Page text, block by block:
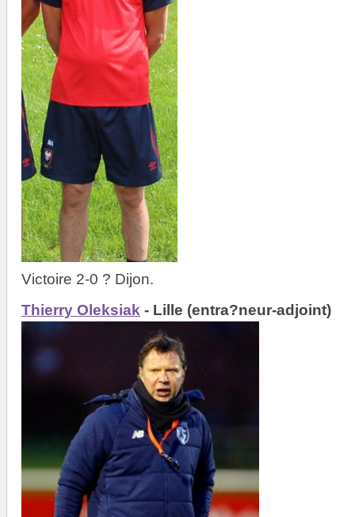
Victoire 2-0 ? Dijon.
Thierry Oleksiak - Lille (entra?neur-adjoint)